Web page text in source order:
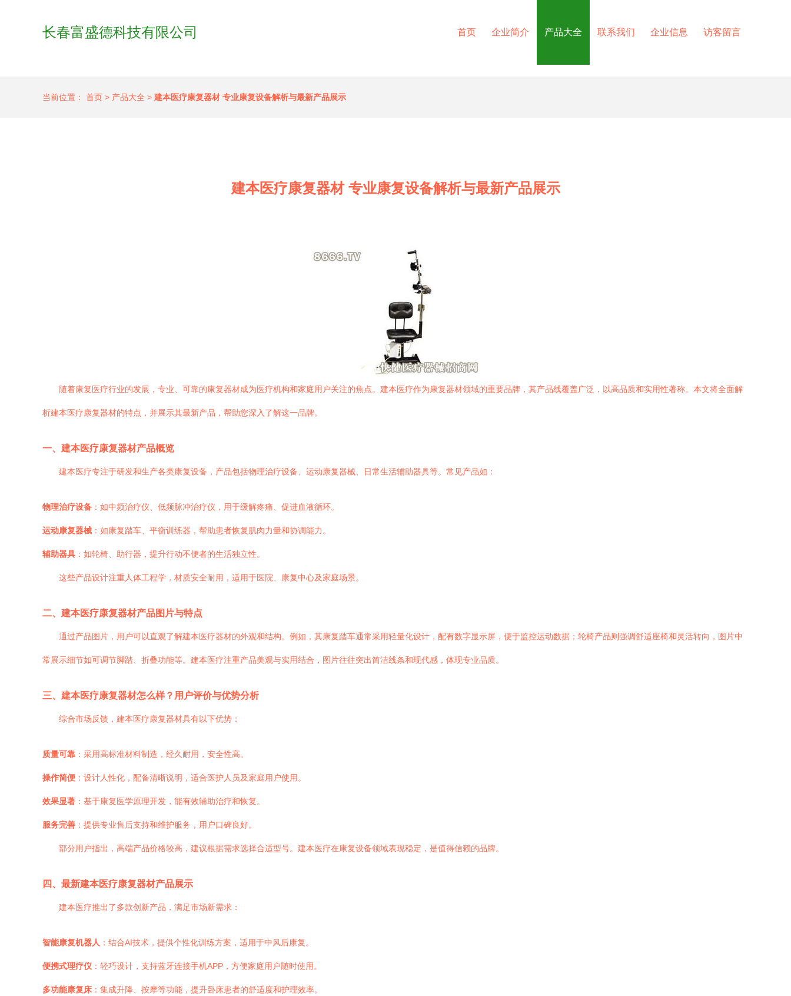
长春富盛德科技有限公司 首页 企业简介 产品大全 联系我们 企业信息 访客留言
当前位置： 首页 > 产品大全 > 建本医疗康复器材 专业康复设备解析与最新产品展示
建本医疗康复器材 专业康复设备解析与最新产品展示
随着康复医疗行业的发展，专业、可靠的康复器材成为医疗机构和家庭用户关注的焦点。建本医疗作为康复器材领域的重要品牌，其产品线覆盖广泛，以高品质和实用性著称。本文将全面解
析建本医疗康复器材的特点，并展示其最新产品，帮助您深入了解这一品牌。
一、建本医疗康复器材产品概览
建本医疗专注于研发和生产各类康复设备，产品包括物理治疗设备、运动康复器械、日常生活辅助器具等。常见产品如：
物理治疗设备 ：如中频治疗仪、低频脉冲治疗仪，用于缓解疼痛、促进血液循环。
运动康复器械 ：如康复踏车、平衡训练器，帮助患者恢复肌肉力量和协调能力。
辅助器具 ：如轮椅、助行器，提升行动不便者的生活独立性。
这些产品设计注重人体工程学，材质安全耐用，适用于医院、康复中心及家庭场景。
二、建本医疗康复器材产品图片与特点
通过产品图片，用户可以直观了解建本医疗器材的外观和结构。例如，其康复踏车通常采用轻量化设计，配有数字显示屏，便于监控运动数据；轮椅产品则强调舒适座椅和灵活转向，图片中
常展示细节如可调节脚踏、折叠功能等。建本医疗注重产品美观与实用结合，图片往往突出简洁线条和现代感，体现专业品质。
三、建本医疗康复器材怎么样？用户评价与优势分析
综合市场反馈，建本医疗康复器材具有以下优势：
质量可靠 ：采用高标准材料制造，经久耐用，安全性高。
操作简便 ：设计人性化，配备清晰说明，适合医护人员及家庭用户使用。
效果显著 ：基于康复医学原理开发，能有效辅助治疗和恢复。
服务完善 ：提供专业售后支持和维护服务，用户口碑良好。
部分用户指出，高端产品价格较高，建议根据需求选择合适型号。建本医疗在康复设备领域表现稳定，是值得信赖的品牌。
四、最新建本医疗康复器材产品展示
建本医疗推出了多款创新产品，满足市场新需求：
智能康复机器人 ：结合AI技术，提供个性化训练方案，适用于中风后康复。
便携式理疗仪 ：轻巧设计，支持蓝牙连接手机APP，方便家庭用户随时使用。
多功能康复床 ：集成升降、按摩等功能，提升卧床患者的舒适度和护理效率。